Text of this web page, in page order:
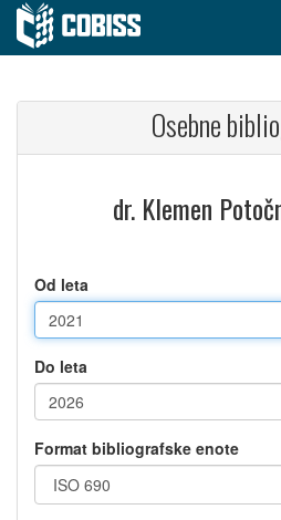
Osebne
dr. Klemen
Od leta
Do leta
Format bibliografske enote